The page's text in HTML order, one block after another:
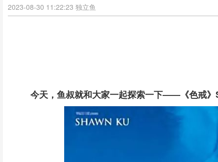
2023-08-30 11:22:23 独立鱼
今天，鱼叔就和大家一起探索一下——《色戒